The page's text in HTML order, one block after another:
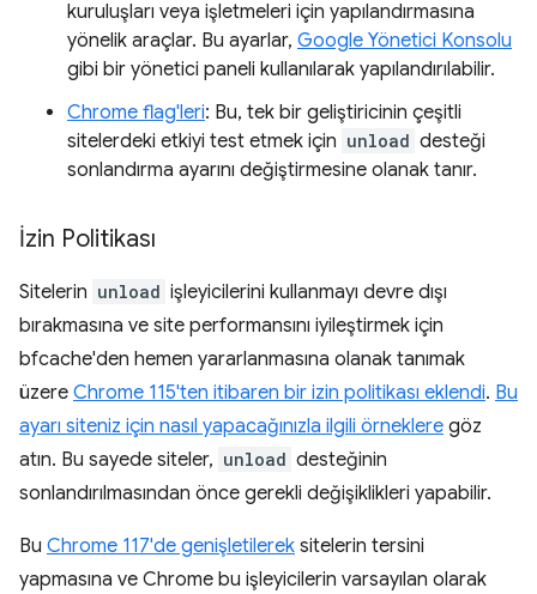
kuruluşları veya işletmeleri için yapılandırmasına
yönelik araçlar. Bu ayarlar, Google Yönetici Konsolu
gibi bir yönetici paneli kullanılarak yapılandırılabilir.
Chrome flag'leri: Bu, tek bir geliştiricinin çeşitli
sitelerdeki etkiyi test etmek için unload desteği
sonlandırma ayarını değiştirmesine olanak tanır.
İzin Politikası
Sitelerin unload işleyicilerini kullanmayı devre dışı
bırakmasına ve site performansını iyileştirmek için
bfcache'den hemen yararlanmasına olanak tanımak
üzere Chrome 115'ten itibaren bir izin politikası eklendi. Bu
ayarı siteniz için nasıl yapacağınızla ilgili örneklere göz
atın. Bu sayede siteler, unload desteğinin
sonlandırılmasından önce gerekli değişiklikleri yapabilir.
Bu Chrome 117'de genişletilerek sitelerin tersini
yapmasına ve Chrome bu işleyicilerin varsayılan olarak